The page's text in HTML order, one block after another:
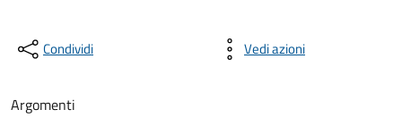
Condividi Vedi azioni
Argomenti